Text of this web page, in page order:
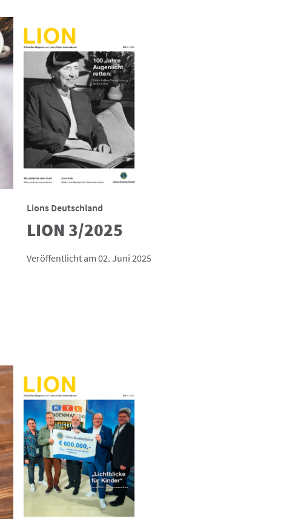
Lions Deutschland
LION 3/2025
Veröffentlicht am 02. Juni 2025